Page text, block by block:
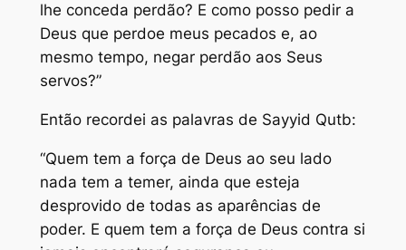
lhe conceda perdão? E como posso pedir a
Deus que perdoe meus pecados e, ao
mesmo tempo, negar perdão aos Seus
servos?”
Então recordei as palavras de Sayyid Qutb:
“Quem tem a força de Deus ao seu lado
nada tem a temer, ainda que esteja
desprovido de todas as aparências de
poder. E quem tem a força de Deus contra si